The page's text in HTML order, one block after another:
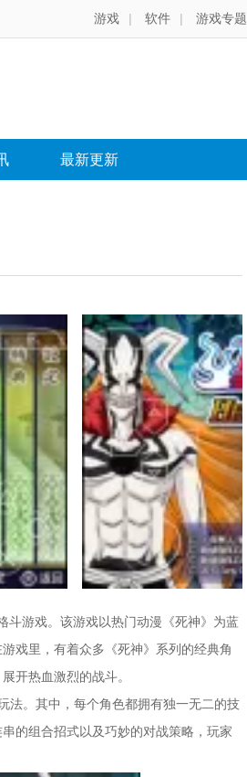
游戏 | 软件 | 游戏专题
最新更新
斗游戏。该游戏以热门动漫《死神》为蓝
戏里，有着众多《死神》系列的经典角
开热血激烈的战斗。
法。其中，每个角色都拥有独一无二的技
的组合招式以及巧妙的对战策略，玩家